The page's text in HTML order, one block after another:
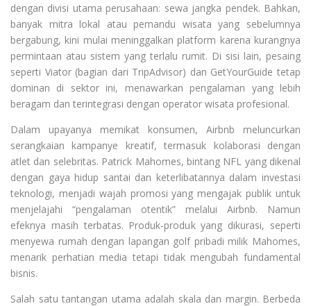
dengan divisi utama perusahaan: sewa jangka pendek. Bahkan,
banyak mitra lokal atau pemandu wisata yang sebelumnya
bergabung, kini mulai meninggalkan platform karena kurangnya
permintaan atau sistem yang terlalu rumit. Di sisi lain, pesaing
seperti Viator (bagian dari TripAdvisor) dan GetYourGuide tetap
dominan di sektor ini, menawarkan pengalaman yang lebih
beragam dan terintegrasi dengan operator wisata profesional.
Dalam upayanya memikat konsumen, Airbnb meluncurkan
serangkaian kampanye kreatif, termasuk kolaborasi dengan
atlet dan selebritas. Patrick Mahomes, bintang NFL yang dikenal
dengan gaya hidup santai dan keterlibatannya dalam investasi
teknologi, menjadi wajah promosi yang mengajak publik untuk
menjelajahi “pengalaman otentik” melalui Airbnb. Namun
efeknya masih terbatas. Produk-produk yang dikurasi, seperti
menyewa rumah dengan lapangan golf pribadi milik Mahomes,
menarik perhatian media tetapi tidak mengubah fundamental
bisnis.
Salah satu tantangan utama adalah skala dan margin. Berbeda